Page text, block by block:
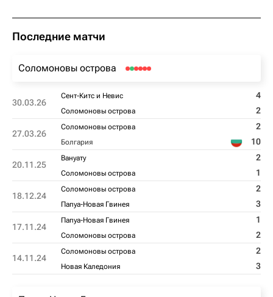
Последние матчи
Соломоновы острова
30.03.26
Сент-Китс и Невис 4
Соломоновы острова 2
27.03.26
Соломоновы острова 2
Болгария 10
20.11.25
Вануату 2
Соломоновы острова 1
18.12.24
Соломоновы острова 2
Папуа-Новая Гвинея 3
17.11.24
Папуа-Новая Гвинея 1
Соломоновы острова 2
14.11.24
Соломоновы острова 2
Новая Каледония 3